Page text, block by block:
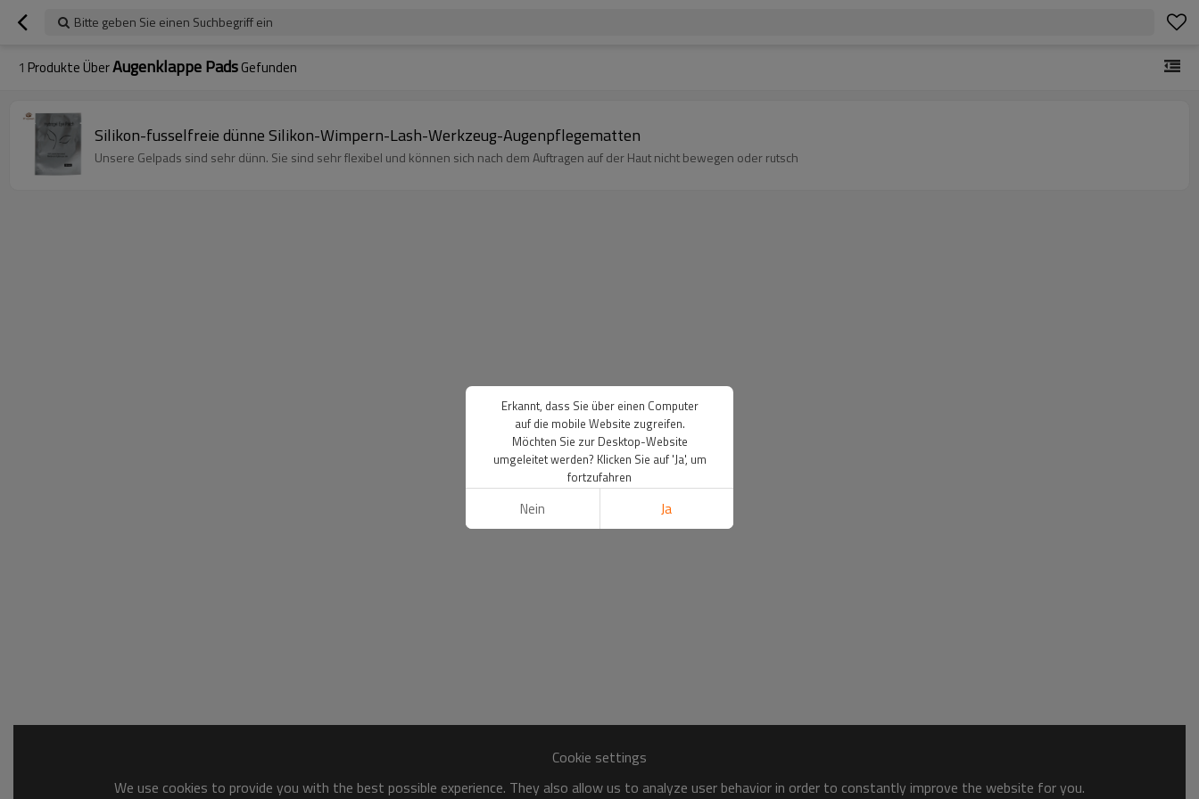
Bitte geben Sie einen Suchbegriff ein
1 Produkte ÜberAugenklappe PadsGefunden
Silikon-fusselfreie dünne Silikon-Wimpern-Lash-Werkzeug-Augenpflegematten
Unsere Gelpads sind sehr dünn. Sie sind sehr flexibel und können sich nach dem Auftragen auf der Haut nicht bewegen oder rutsch
Cookie settings
We use cookies to provide you with the best possible experience. They also allow us to analyze user behavior in order to constantly improve the website for you.
Erkannt, dass Sie über einen Computer
auf die mobile Website zugreifen.
Möchten Sie zur Desktop-Website
umgeleitet werden? Klicken Sie auf 'Ja', um
fortzufahren
Nein Ja